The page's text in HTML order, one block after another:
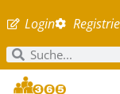
Login